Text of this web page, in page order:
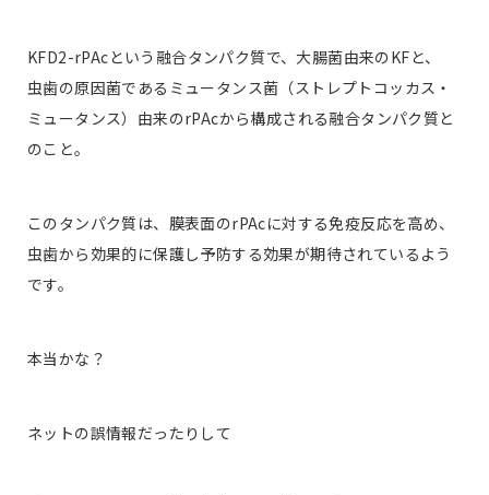
KFD2-rPAcという融合タンパク質で、大腸菌由来のKFと、
虫歯の原因菌であるミュータンス菌（ストレプトコッカス・
ミュータンス）由来のrPAcから構成される融合タンパク質と
のこと。
このタンパク質は、膜表面のrPAcに対する免疫反応を高め、
虫歯から効果的に保護し予防する効果が期待されているよう
です。
本当かな？
ネットの誤情報だったりして